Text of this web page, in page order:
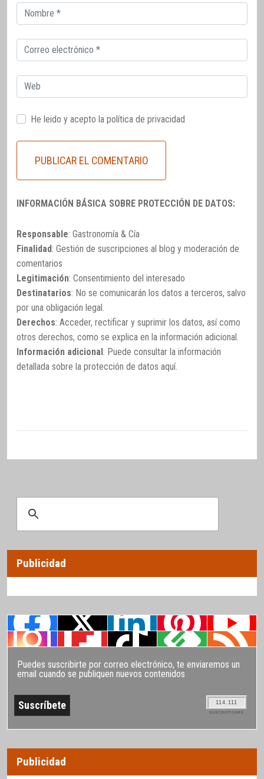
Correo
electrónico
Correo
electrónico
Web
He leido y acepto la política de privacidad
INFORMACIÓN BÁSICA SOBRE PROTECCIÓN DE DATOS:
Responsable: Gastronomía & Cía
Finalidad: Gestión de suscripciones al blog y moderación de
comentarios
Legitimación: Consentimiento del interesado
Destinatarios: No se comunicarán los datos a terceros, salvo
por una obligación legal.
Derechos: Acceder, rectificar y suprimir los datos, así como
otros derechos, como se explica en la información adicional.
Información adicional: Puede consultar la información
detallada sobre la protección de datos aquí.
Publicidad
Puedes suscribirte por correo electrónico, te enviaremos un
email cuando se publiquen nuevos contenidos
114.111
SUSCRIPTORES
Publicidad